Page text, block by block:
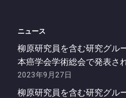
ニュース
柳原研究員を含む研究グル
本癌学会学術総会で発表さ
2023年9月27日
柳原研究員を含む研究グル